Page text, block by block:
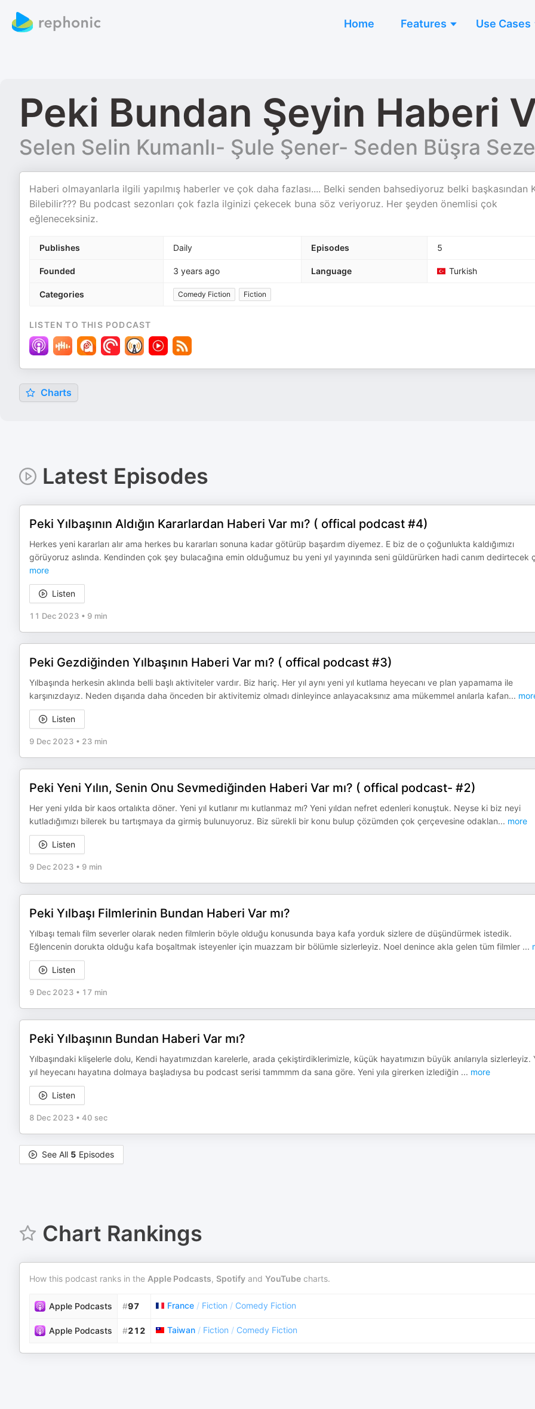
Home Features Use Cases
Peki Bundan Şeyin Haberi
Selen Selin Kumanlı- Şule Şener- Seden Büşra
Haberi olmayanlarla ilgili yapılmış haberler ve çok daha fazlası.... Belki senden bahsediyoruz belki başkasından
Bilebilir??? Bu podcast sezonları çok fazla ilginizi çekecek buna söz veriyoruz. Her şeyden önemlisi çok
eğleneceksiniz.
Publishes Daily Episodes 5
Founded 3 years ago Language Turkish
Categories Comedy Fiction Fiction
LISTEN TO THIS PODCAST
Charts
Latest Episodes
Peki Yılbaşının Aldığın Kararlardan Haberi Var mı? ( offical podcast #4)
Herkes yeni kararları alır ama herkes bu kararları sonuna kadar götürüp başardım diyemez. E biz de o çoğunlukta kaldığımızı
görüyoruz aslında. Kendinden çok şey bulacağına emin olduğumuz bu yeni yıl yayınında seni güldürürken hadi canım dedirtecek
more
Listen
11 Dec 2023 • 9 min
Peki Gezdiğinden Yılbaşının Haberi Var mı? ( offical podcast #3)
Yılbaşında herkesin aklında belli başlı aktiviteler vardır. Biz hariç. Her yıl aynı yeni yıl kutlama heyecanı ve plan yapamama ile
karşınızdayız. Neden dışarıda daha önceden bir aktivitemiz olmadı dinleyince anlayacaksınız ama mükemmel anılarla kafan...
Listen
9 Dec 2023 • 23 min
Peki Yeni Yılın, Senin Onu Sevmediğinden Haberi Var mı? ( offical podcast- #2)
Her yeni yılda bir kaos ortalıkta döner. Yeni yıl kutlanır mı kutlanmaz mı? Yeni yıldan nefret edenleri konuştuk. Neyse ki biz neyi
kutladığımızı bilerek bu tartışmaya da girmiş bulunuyoruz. Biz sürekli bir konu bulup çözümden çok çerçevesine odaklan... more
Listen
9 Dec 2023 • 9 min
Peki Yılbaşı Filmlerinin Bundan Haberi Var mı?
Yılbaşı temalı film severler olarak neden filmlerin böyle olduğu konusunda baya kafa yorduk sizlere de düşündürmek istedik.
Eğlencenin dorukta olduğu kafa boşaltmak isteyenler için muazzam bir bölümle sizlerleyiz. Noel denince akla gelen tüm filmler ...
Listen
9 Dec 2023 • 17 min
Peki Yılbaşının Bundan Haberi Var mı?
Yılbaşındaki klişelerle dolu, Kendi hayatımızdan karelerle, arada çekiştirdiklerimizle, küçük hayatımızın büyük anılarıyla sizlerleyiz.
yıl heyecanı hayatına dolmaya başladıysa bu podcast serisi tammmm da sana göre. Yeni yıla girerken izlediğin ... more
Listen
8 Dec 2023 • 40 sec
See All 5 Episodes
Chart Rankings
How this podcast ranks in the Apple Podcasts, Spotify and YouTube charts.
Apple Podcasts #97 France / Fiction / Comedy Fiction
Apple Podcasts #212 Taiwan / Fiction / Comedy Fiction